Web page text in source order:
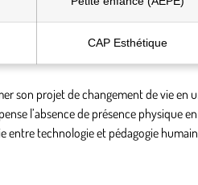
CAP Esthétique
son projet de changement de vie en
l’absence de présence physique
entre technologie et pédagogie